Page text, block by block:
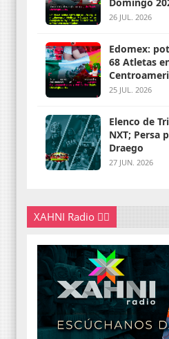
26 JUL. 2026
Edomex:
68 Atletas
25 JUL. 2026
Elenco de
NXT; Persa pierde máscara ante
Draego
27 JUN. 2026
XAHNI Radio 👇🏽